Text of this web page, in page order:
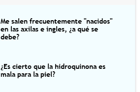
Me salen frecuentemente "nacidos"
en las axilas e ingles, ¿a qué se
debe?
¿Es cierto que la hidroquinona es
mala para la piel?